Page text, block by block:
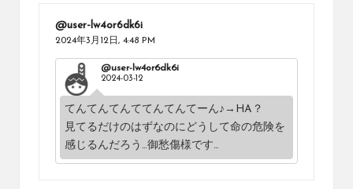
@user-lw4or6dk6i
2024年3月12日, 4:48 PM
@user-lw4or6dk6i
2024-03-12
てんてんてんててんてんてーん♪→HA？
見てるだけのはずなのにどうして命の危険を
感じるんだろう…御愁傷様です…